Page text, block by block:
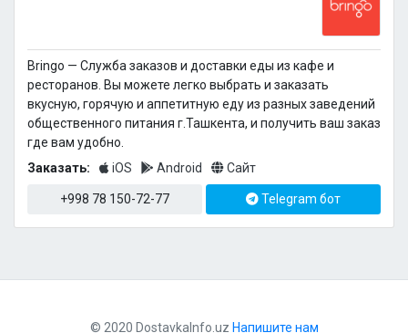
Bringo — Cлужба заказов и доставки еды из кафе и
ресторанов. Вы можете легко выбрать и заказать
вкусную, горячую и аппетитную еду из разных заведений
общественного питания г.Ташкента, и получить ваш заказ
где вам удобно.
Заказать:
iOS Android Сайт
+998 78 150-72-77 Telegram бот
© 2020 DostavkaInfo.uz Напишите нам